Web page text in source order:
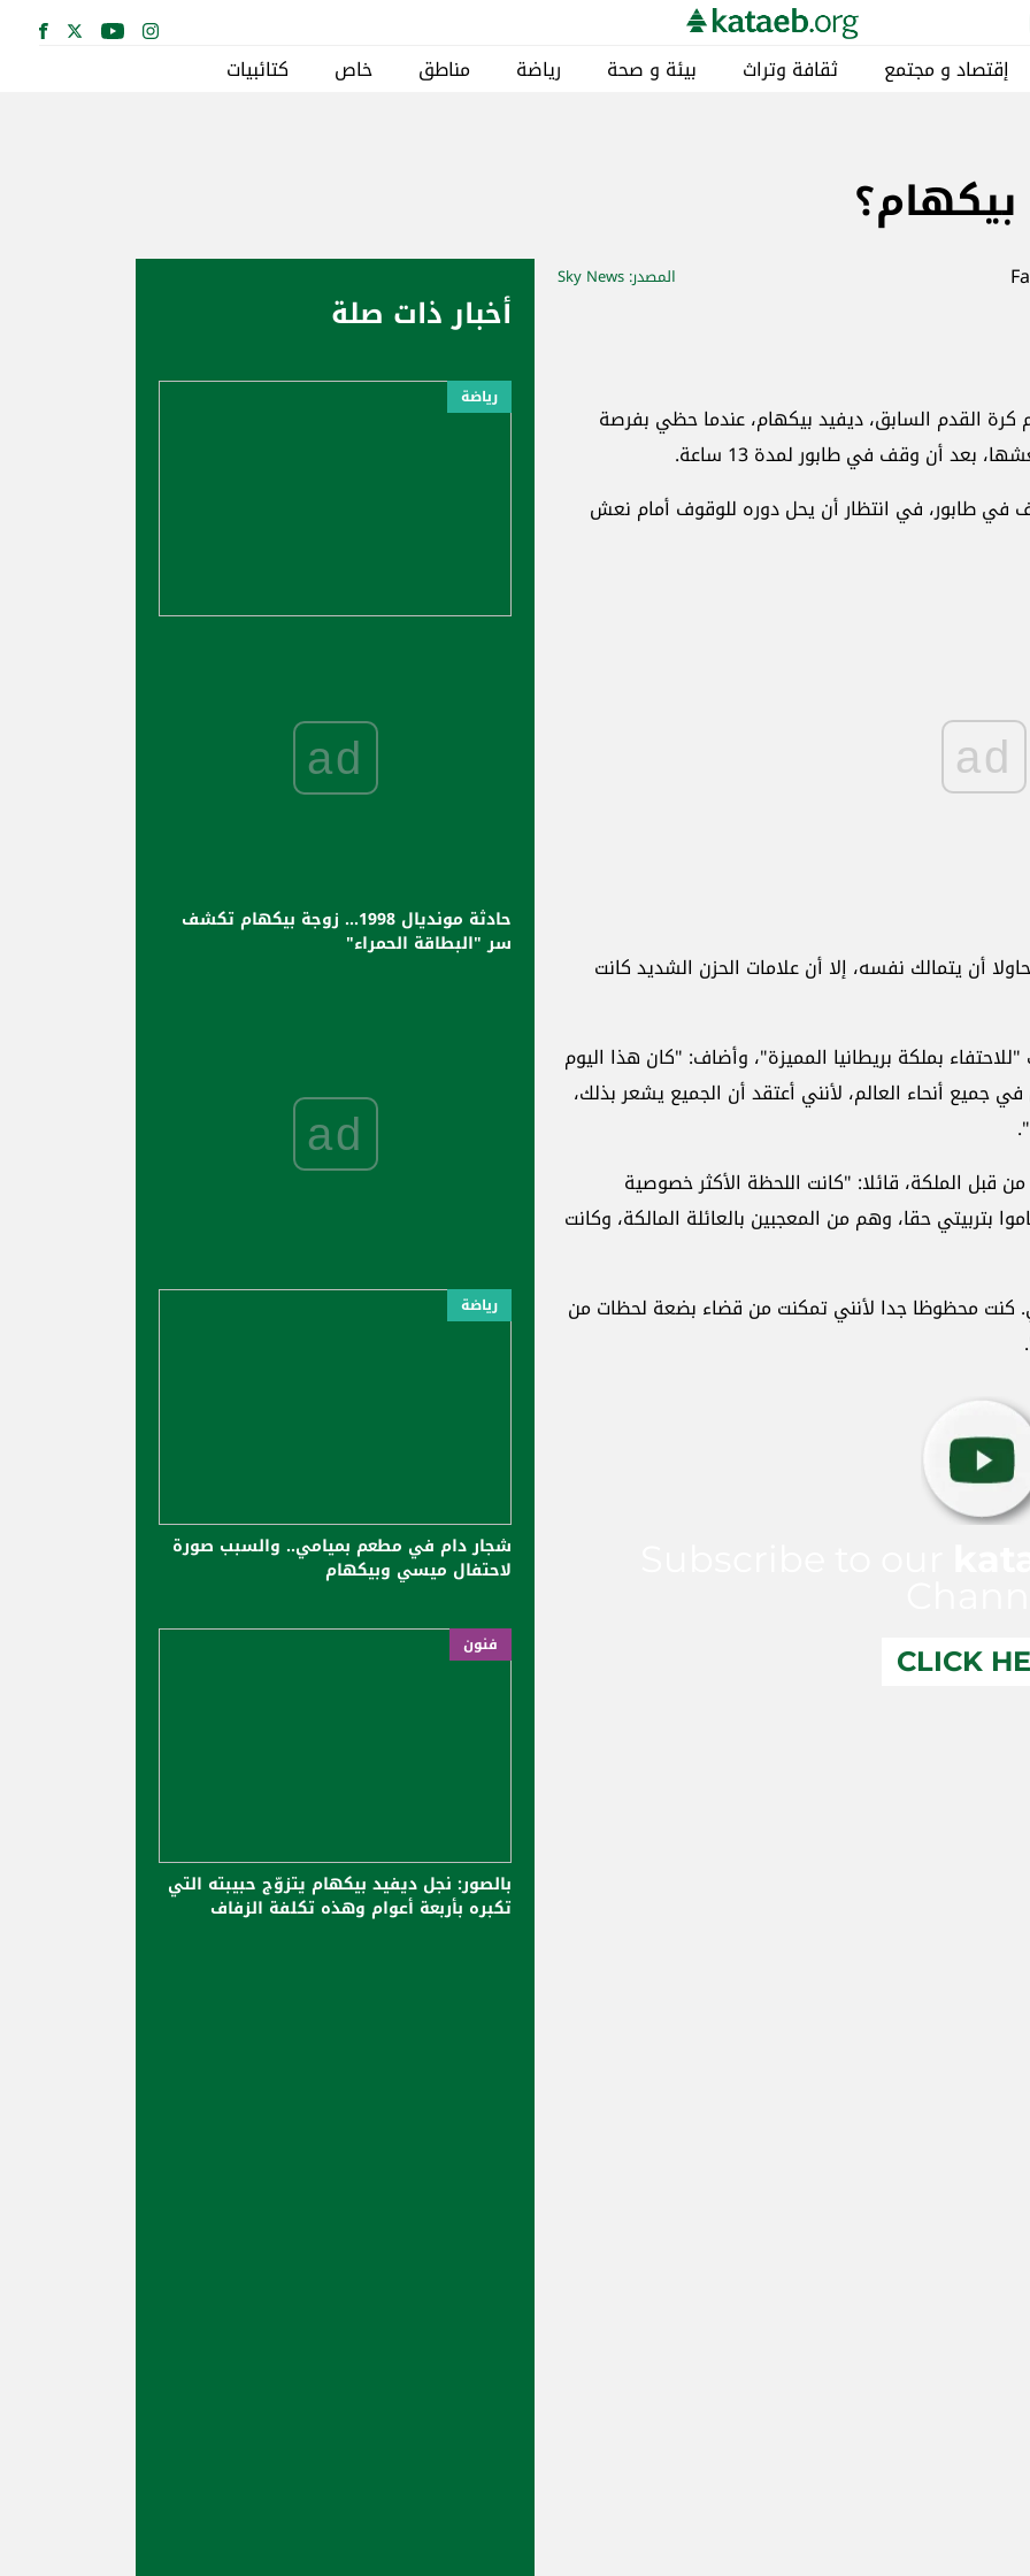
إقتصاد و مجتمع ثقافة وتراث بيئة و صحة رياضة مناطق خاص كتائبيات
المصدر: Sky News
القدم السابق، ديفيد بيكهام، عندما حظي بفرصة
بعد أن وقف في طابور لمدة 13 ساعة.
في طابور، في انتظار أن يحل دوره للوقوف أمام نعش
ad
أن يتمالك نفسه، إلا أن علامات الحزن الشديد كانت
بملكة بريطانيا المميزة"، وأضاف: "كان هذا اليوم
أنحاء العالم، لأنني أعتقد أن الجميع يشعر بذلك،
قبل الملكة، قائلا: "كانت اللحظة الأكثر خصوصية
بتربيتي حقا، وهم من المعجبين بالعائلة المالكة، وكانت
كنت محظوظا جدا لأنني تمكنت من قضاء بضعة لحظات من
CLICK
أخبار ذات صلة
رياضة
ad
حادثة مونديال 1998… زوجة بيكهام تكشف
سر "البطاقة الحمراء"
ad
رياضة
شجار دام في مطعم بميامي.. والسبب صورة
لاحتفال ميسي وبيكهام
فنون
بالصور: نجل ديفيد بيكهام يتزوّج حبيبته التي
تكبره بأربعة أعوام وهذه تكلفة الزفاف